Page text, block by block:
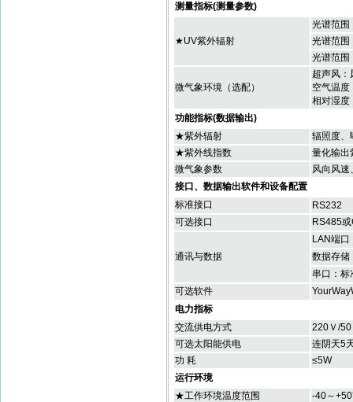
测量指标(测量参数)
★UV紫外辐射
光谱范围
光谱范围
光谱范围
微气象环境（选配）
超声风：
空气温
相对湿度
功能指标(数据输出)
★紫外辐射
辐照度、
★紫外线指数
量化输出
微气象参数
风向风速
接口、数据输出软件和设备配置
标准接口
RS232
可选接口
RS485
通讯与数据
LAN端口
数据存储
串口：标
可选软件
电力指标
交流供电方式
220Ｖ/50
可选太阳能供电
连阴天5
功 耗
≤5W
运行环境
★工作环境温度范围
-40～